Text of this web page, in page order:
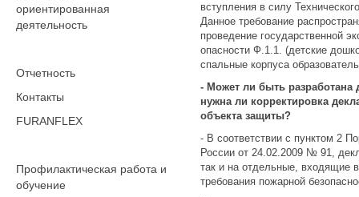
ориентированная
деятельность
Отчетность
Контакты
FURANFLEX
Профилактическая работа и
обучение
вступления в силу
Данное требование
проведение государственной
опасности Ф.1.1. (детские
спальные корпуса
- Может ли быть разработана
нужна ли корректировка
объекта защиты?
- В соответствии с пунктом 2
России от 24.02.2009 № 91,
так и на отдельные, входящие
требования пожарной